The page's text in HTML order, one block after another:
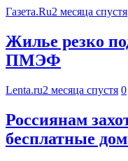
Газета.Ru2 месяца спустя
Жилье резко
ПМЭФ
Lenta.ru2 месяца спустя 0
Россиянам
бесплатные